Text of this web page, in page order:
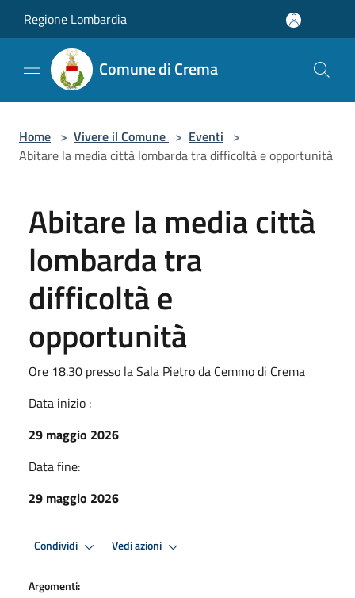
Regione Lombardia
Comune di Crema
Home > Vivere il Comune > Eventi >
Abitare la media città lombarda tra difficoltà e opportunità
Abitare la media città
lombarda tra
difficoltà e
opportunità
Ore 18.30 presso la Sala Pietro da Cemmo di Crema
Data inizio :
29 maggio 2026
Data fine:
29 maggio 2026
Condividi Vedi azioni
Argomenti: